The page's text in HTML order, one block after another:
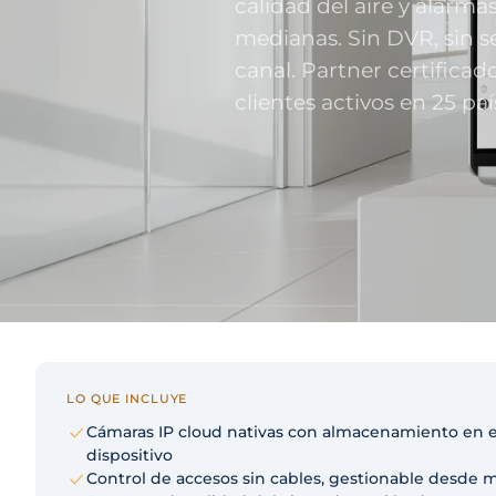
Sector
ENS
Pharma e
ISO 13485,
calidad del aire y
medianas. Sin DVR, sin
canal. Partner
clientes activos en 25
LO QUE INCLUYE
Cámaras IP cloud nativas con almacenamiento en
dispositivo
Control de accesos sin cables, gestionable desde